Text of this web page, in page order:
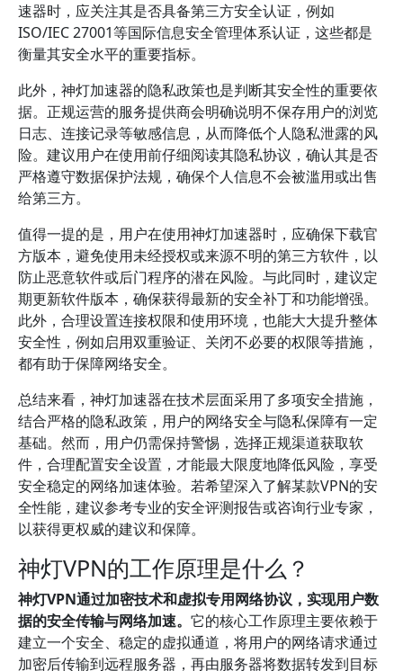
速器时，应关注其是否具备第三方安全认证，例如
ISO/IEC 27001等国际信息安全管理体系认证，这些都是
衡量其安全水平的重要指标。
此外，神灯加速器的隐私政策也是判断其安全性的重要依
据。正规运营的服务提供商会明确说明不保存用户的浏览
日志、连接记录等敏感信息，从而降低个人隐私泄露的风
险。建议用户在使用前仔细阅读其隐私协议，确认其是否
严格遵守数据保护法规，确保个人信息不会被滥用或出售
给第三方。
值得一提的是，用户在使用神灯加速器时，应确保下载官
方版本，避免使用未经授权或来源不明的第三方软件，以
防止恶意软件或后门程序的潜在风险。与此同时，建议定
期更新软件版本，确保获得最新的安全补丁和功能增强。
此外，合理设置连接权限和使用环境，也能大大提升整体
安全性，例如启用双重验证、关闭不必要的权限等措施，
都有助于保障网络安全。
总结来看，神灯加速器在技术层面采用了多项安全措施，
结合严格的隐私政策，用户的网络安全与隐私保障有一定
基础。然而，用户仍需保持警惕，选择正规渠道获取软
件，合理配置安全设置，才能最大限度地降低风险，享受
安全稳定的网络加速体验。若希望深入了解某款VPN的安
全性能，建议参考专业的安全评测报告或咨询行业专家，
以获得更权威的建议和保障。
神灯VPN的工作原理是什么？
神灯VPN通过加密技术和虚拟专用网络协议，实现用户数
据的安全传输与网络加速。 它的核心工作原理主要依赖于
建立一个安全、稳定的虚拟通道，将用户的网络请求通过
加密后传输到远程服务器，再由服务器将数据转发到目标